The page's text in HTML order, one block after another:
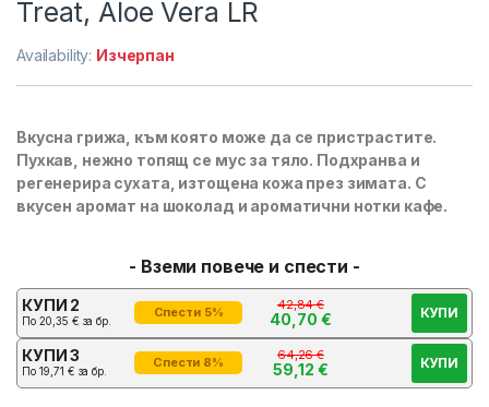
Treat, Aloe Vera LR
Availability: Изчерпан
Вкусна грижа, към която може да се пристрастите.
Пухкав, нежно топящ се мус за тяло. Подхранва и
регенерира сухата, изтощена кожа през зимата. С
вкусен аромат на шоколад и ароматични нотки кафе.
- Вземи повече и спести -
КУПИ 2
По 20,35 € за бр.
Спести 5% 42,84€
40,70 € КУПИ
КУПИ 3
По 19,71 € за бр.
Спести 8% 64,26€
59,12 € КУПИ